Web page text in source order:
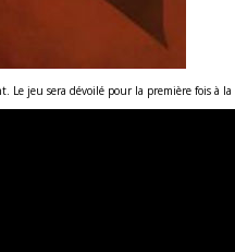
Le jeu sera dévoilé pour la première fois à la